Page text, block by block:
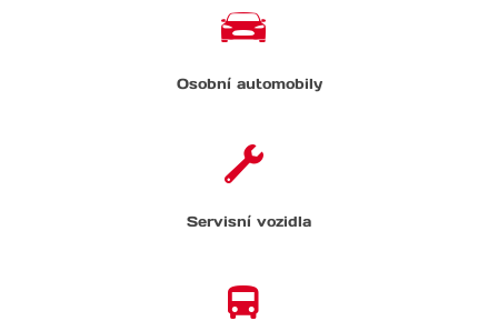
Osobní automobily
Servisní vozidla